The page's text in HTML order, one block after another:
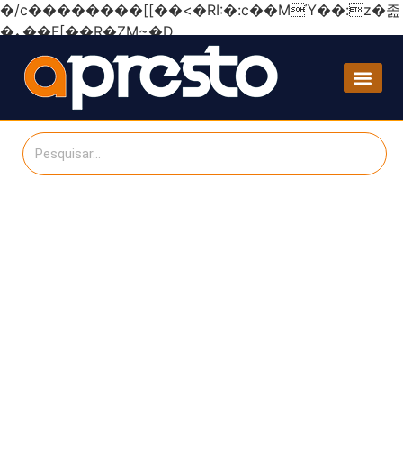
�/c��������[[��<�RI:�:c��MΎ��:z�졾
�ܢ��F[��R�ZM~�D